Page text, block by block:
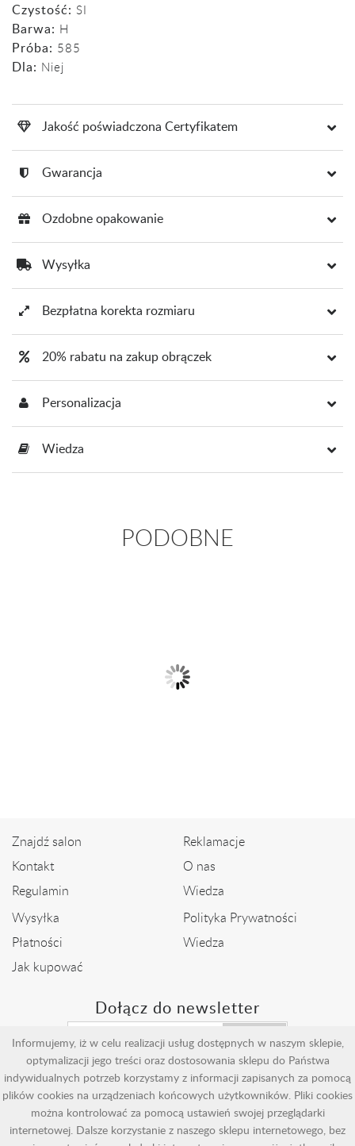
Czystość: SI
Barwa: H
Próba: 585
Dla: Niej
Jakość poświadczona Certyfikatem
Gwarancja
Ozdobne opakowanie
Wysyłka
Bezpłatna korekta rozmiaru
20% rabatu na zakup obrączek
Personalizacja
Wiedza
PODOBNE
Znajdź salon
Kontakt
Regulamin
Reklamacje
O nas
Wiedza
Wysyłka
Płatności
Jak kupować
Polityka Prywatności
Wiedza
Dołącz do newsletter
Wyślij
Copyright by Adoro - Jubiler online - Jubiler Kraków - Jubiler Nowy
Informujemy, iż w celu realizacji usług dostępnych w naszym sklepie,
optymalizacji jego treści oraz dostosowania sklepu do Państwa
indywidualnych potrzeb korzystamy z informacji zapisanych za pomocą
plików cookies na urządzeniach końcowych użytkowników. Pliki cookies
można kontrolować za pomocą ustawień swojej przeglądarki
internetowej. Dalsze korzystanie z naszego sklepu internetowego, bez